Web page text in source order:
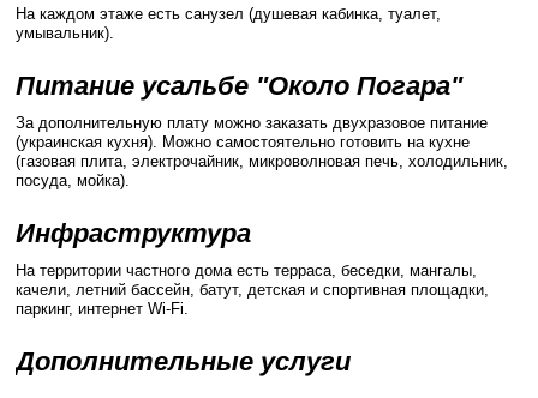
На каждом этаже есть санузел (душевая кабинка, туалет,
умывальник).
Питание усальбе "Около Погара"
За дополнительную плату можно заказать двухразовое питание
(украинская кухня). Можно самостоятельно готовить на кухне
(газовая плита, электрочайник, микроволновая печь, холодильник,
посуда, мойка).
Инфраструктура
На территории частного дома есть терраса, беседки, мангалы,
качели, летний бассейн, батут, детская и спортивная площадки,
паркинг, интернет Wi-Fi.
Дополнительные услуги